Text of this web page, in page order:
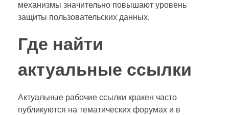
механизмы значительно повышают уровень
защиты пользовательских данных.
Где найти
актуальные ссылки
Актуальные рабочие ссылки кракен часто
публикуются на тематических форумах и в